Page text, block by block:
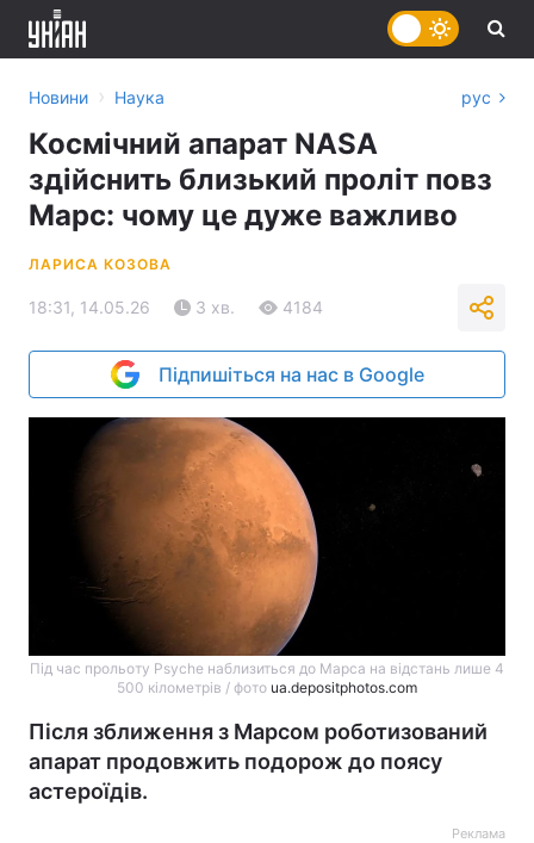
Новини › Наука рус
Космічний апарат NASA
здійснить близький проліт повз
Марс: чому це дуже важливо
ЛАРИСА КОЗОВА
18:31, 14.05.26 3 хв. 4184
Підпишіться на нас в Google
Під час прольоту Psyche наблизиться до Марса на відстань лише 4
500 кілометрів / фото ua.depositphotos.com
Після зближення з Марсом роботизований
апарат продовжить подорож до поясу
астероїдів.
Реклама